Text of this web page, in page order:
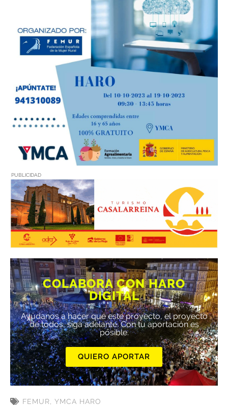
PUBLICIDAD
COLABORA CON HARO
DIGITAL
Ayúdanos a hacer que este proyecto, el proyecto
de todos, siga adelante. Con tu aportación es
posible.
QUIERO APORTAR
FEMUR, YMCA HARO